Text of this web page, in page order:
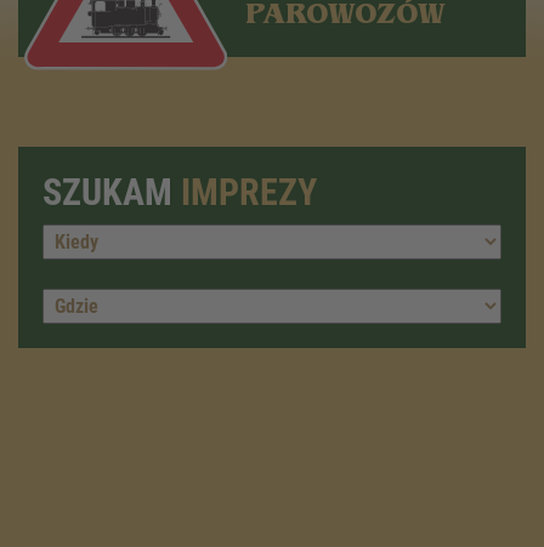
PAROWOZÓW
SZUKAM IMPREZY